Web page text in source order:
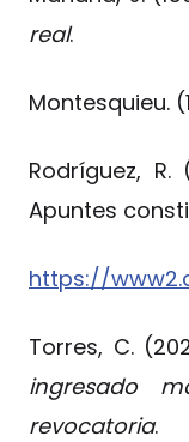
real.
Montesquieu.
Rodríguez,
Apuntes
https://
Torres, C.
ingresado
revocatoria